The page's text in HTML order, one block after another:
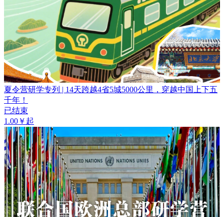
夏令营研学专列 | 14天跨越4省5城5000公里，穿越中国上下五
千年！
已结束
1.00￥起